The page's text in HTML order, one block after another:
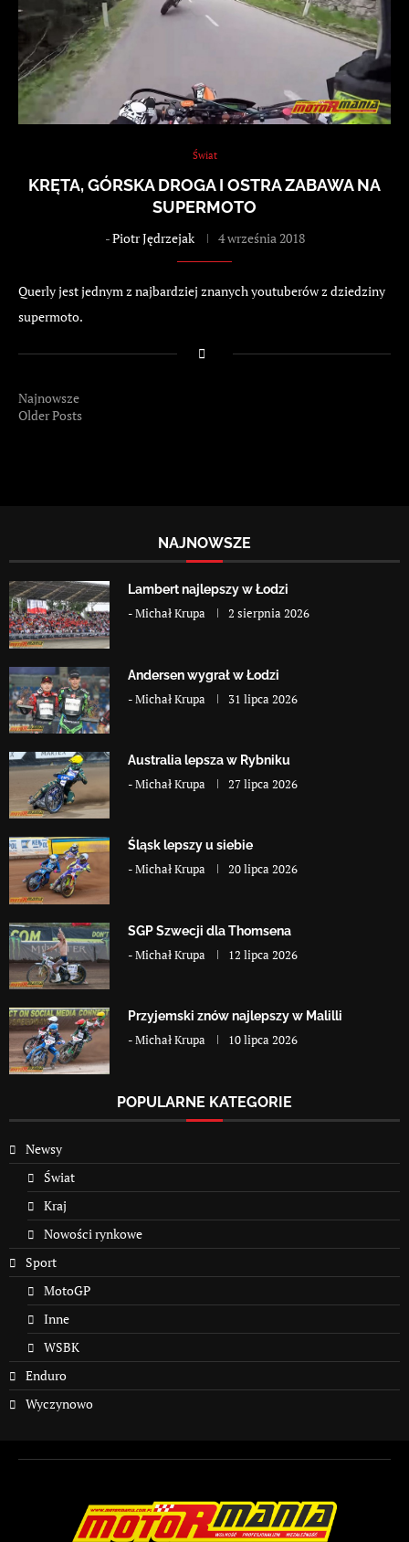
Świat
KRĘTA, GÓRSKA DROGA I OSTRA ZABAWA NA
SUPERMOTO
-Piotr Jędrzejak 4 września 2018
Querly jest jednym z najbardziej znanych youtuberów z dziedziny
supermoto.
Najnowsze
Older Posts
NAJNOWSZE
Lambert najlepszy w Łodzi
-Michał Krupa 2 sierpnia 2026
Andersen wygrał w Łodzi
-Michał Krupa 31 lipca 2026
Australia lepsza w Rybniku
-Michał Krupa 27 lipca 2026
Śląsk lepszy u siebie
-Michał Krupa 20 lipca 2026
SGP Szwecji dla Thomsena
-Michał Krupa 12 lipca 2026
Przyjemski znów najlepszy w Malilli
-Michał Krupa 10 lipca 2026
POPULARNE KATEGORIE
Newsy
Świat
Kraj
Nowości rynkowe
Sport
MotoGP
Inne
WSBK
Enduro
Wyczynowo